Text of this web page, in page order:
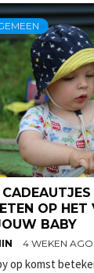
OP
BABY
4 WEKEN AGO
op komst